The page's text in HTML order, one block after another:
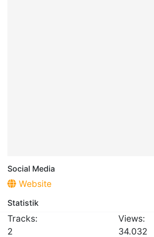
Social Media
Website
Statistik
Tracks:
2
Views:
34.032